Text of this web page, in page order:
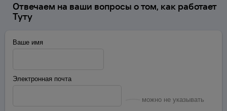
Отвечаем на ваши вопросы о том, как работает
Туту
Ваше имя
Электронная почта
можно не указывать